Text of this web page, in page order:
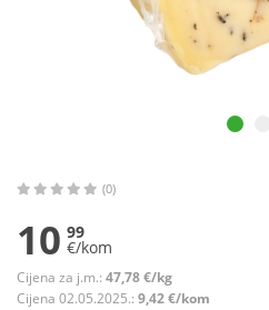
(0)
10 99
€/kom
Cijena za j.m.: 47,78 €/kg
Cijena 02.05.2025.: 9,42 €/kom